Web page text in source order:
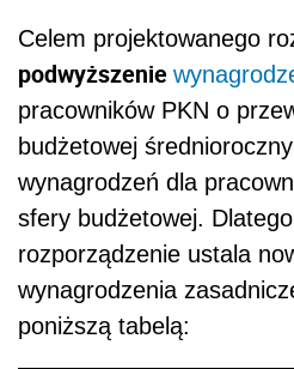
Celem projektowanego
podwyższenie
pracowników PKN o
budżetowej
wynagrodzeń dla
sfery budżetowej.
rozporządzenie ustala
wynagrodzenia
poniższą tabelą: